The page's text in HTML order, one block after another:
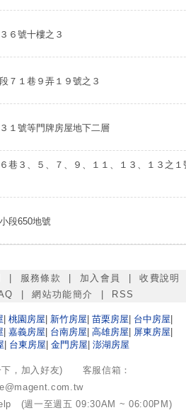
６號十樓之３
７１巷９弄１９號之３
１號等門牌房屋地下二層
巷３、５、７、９、１１、１３、１３之
段650地號
服務條款 加入會員
收費說明
網站功能簡介 RSS
桃園 房屋 新竹房屋 苗栗房屋 台中房屋
嘉義房屋 台南房屋 高雄房屋 屏東房屋
台東房屋 金門 房屋 澎湖房屋
，加入好友) 客服信箱：
(週一至週五 09:30AM ~ 06:00PM)